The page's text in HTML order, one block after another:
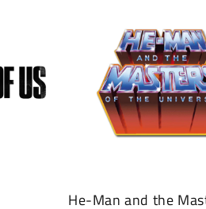
He-Man and the